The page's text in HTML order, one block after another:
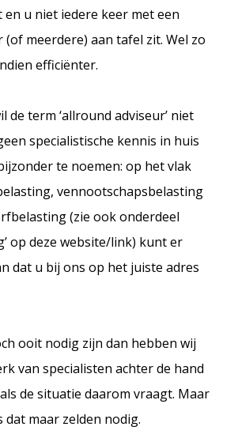
u niet iedere keer met een
(of meerdere) aan tafel zit. Wel zo
efficiënter.
de term ‘allround adviseur’ niet
specialistische kennis in huis
te noemen: op het vlak
vennootschapsbelasting
(zie ook onderdeel
op deze website/link) kunt er
dat u bij ons op het juiste adres
ooit nodig zijn dan hebben wij
van specialisten achter de hand
de situatie daarom vraagt. Maar
dat maar zelden nodig.